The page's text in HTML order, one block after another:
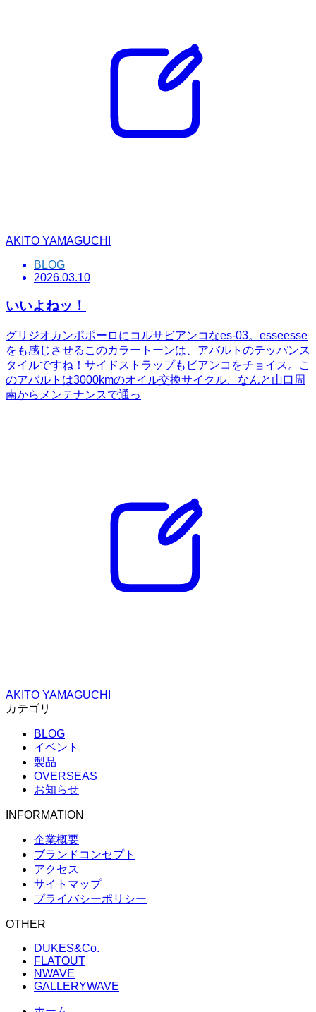
AKITO YAMAGUCHI
BLOG
2026.03.10
いいよねッ！
グリジオカンポポーロにコルサビアンコなes-03。esseesse
をも感じさせるこのカラートーンは、アバルトのテッパンス
タイルですね！サイドストラップもビアンコをチョイス。こ
のアバルトは3000kmのオイル交換サイクル、なんと山口周
南からメンテナンスで通っ
AKITO YAMAGUCHI
カテゴリ
BLOG
イベント
製品
OVERSEAS
お知らせ
INFORMATION
企業概要
ブランドコンセプト
アクセス
サイトマップ
プライバシーポリシー
OTHER
DUKES&Co.
FLATOUT
NWAVE
GALLERYWAVE